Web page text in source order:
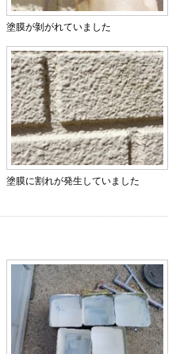
塗膜が剝がれていました
塗膜に割れが発生していました